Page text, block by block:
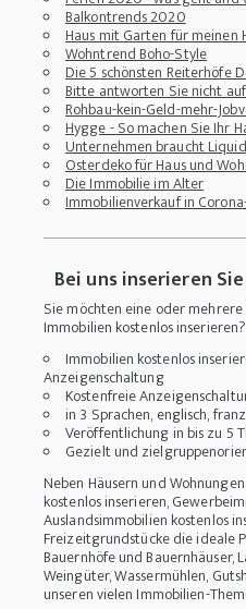
Balkontrends 2020
Haus mit Garten für meinen
Wohntrend Boho-Style
Die 5 schönsten Reiterhöfe
Bitte antworten Sie nicht
Rohbau-kein-Geld-mehr-
Hygge - So machen Sie Ihr
Unternehmen braucht
Osterdeko für Haus und
Die Immobilie im Alter
Immobilienverkauf in
Bei uns inserieren
Sie möchten eine oder
Immobilien kostenlos
Immobilien kostenlos
Anzeigenschaltung
Kostenfreie
in 3 Sprachen, englisch,
Veröffentlichung in bis zu 5
Gezielt und
Neben Häusern und
kostenlos inserieren,
Auslandsimmobilien kostenlos
Freizeitgrundstücke die ideale
Bauernhöfe und Bauernhäuser,
Weingüter, Wassermühlen,
unseren vielen Immobilien-